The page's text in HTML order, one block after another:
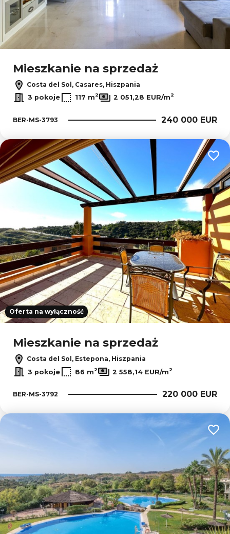
Mieszkanie na sprzedaż
Costa del Sol, Casares, Hiszpania
3 pokoje
117 m2 2 051,28 EUR/m2
BER-MS-3793 240 000 EUR
Oferta na wyłączność
Mieszkanie na sprzedaż
Costa del Sol, Estepona, Hiszpania
3 pokoje
86 m2 2 558,14 EUR/m2
BER-MS-3792 220 000 EUR